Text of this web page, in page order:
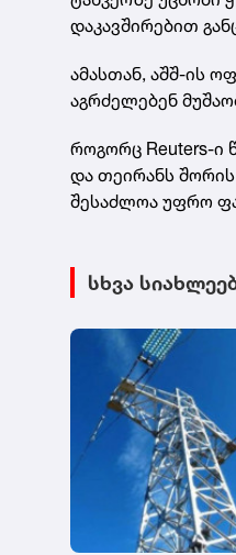
დაკავშირებით
ამასთან, აშშ-ის
აგრძელებენ
როგორც Reuters-ი
და თეირანს
შესაძლოა უფრო
სხვა